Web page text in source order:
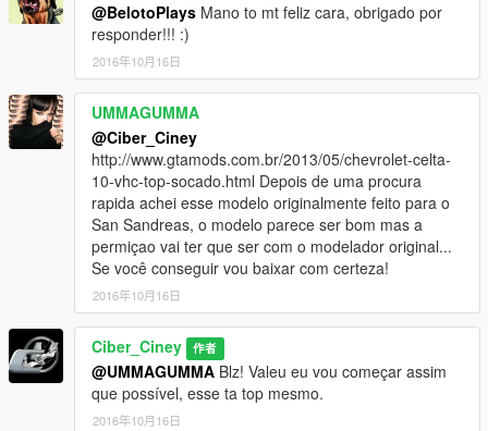
@BelotoPlays Mano to mt feliz cara, obrigado por
responder!!! :)
2016年10月16日
UMMAGUMMA
@Ciber_Ciney
http://www.gtamods.com.br/2013/05/chevrolet-celta-
10-vhc-top-socado.html Depois de uma procura
rapida achei esse modelo originalmente feito para o
San Sandreas, o modelo parece ser bom mas a
permiçao vai ter que ser com o modelador original...
Se você conseguir vou baixar com certeza!
2016年10月16日
Ciber_Ciney 作者
@UMMAGUMMA Blz! Valeu eu vou começar assim
que possível, esse ta top mesmo.
2016年10月16日